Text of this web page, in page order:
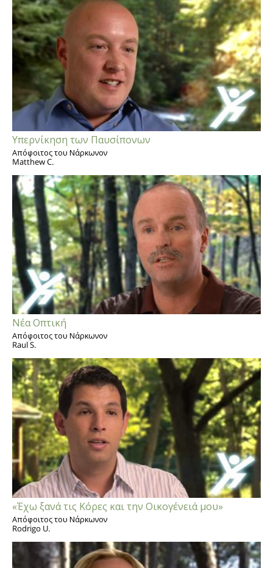
Υπερνίκηση των Παυσίπονων
Απόφοιτος του Νάρκωνον
Matthew C.
Νέα Οπτική
Απόφοιτος του Νάρκωνον
Raul S.
«Έχω ξανά τις Κόρες και την Οικογένειά μου»
Απόφοιτος του Νάρκωνον
Rodrigo U.